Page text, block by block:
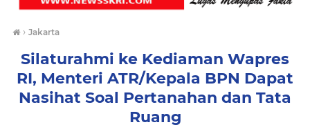
› Jakarta
Silaturahmi ke Kediaman Wapres
RI, Menteri ATR/Kepala BPN Dapat
Nasihat Soal Pertanahan dan Tata
Ruang